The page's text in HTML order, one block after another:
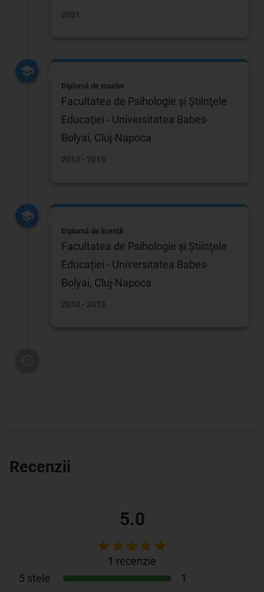
2021
Diplomă de master
Facultatea de Psihologie şi Ştiinţele
Educaţiei - Universitatea Babes-
Bolyai, Cluj-Napoca
2013 - 2015
Diplomă de licenţă
Facultatea de Psihologie şi Ştiinţele
Educaţiei - Universitatea Babes-
Bolyai, Cluj-Napoca
2010 - 2013
Recenzii
5.0
1 recenzie
5 stele
1